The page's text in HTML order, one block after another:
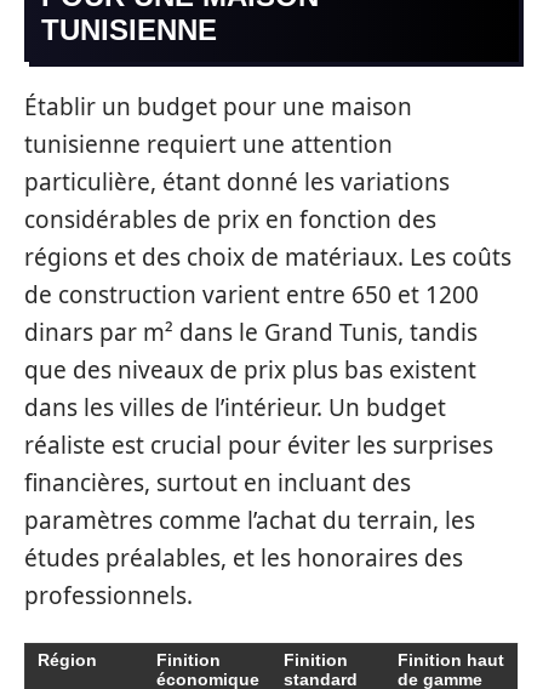
TUNISIENNE
Établir un budget pour une maison
tunisienne requiert une attention
particulière, étant donné les variations
considérables de prix en fonction des
régions et des choix de matériaux. Les coûts
de construction varient entre 650 et 1200
dinars par m² dans le Grand Tunis, tandis
que des niveaux de prix plus bas existent
dans les villes de l’intérieur. Un budget
réaliste est crucial pour éviter les surprises
financières, surtout en incluant des
paramètres comme l’achat du terrain, les
études préalables, et les honoraires des
professionnels.
Région
Finition
économique
Finition
standard
Finition haut
de gamme